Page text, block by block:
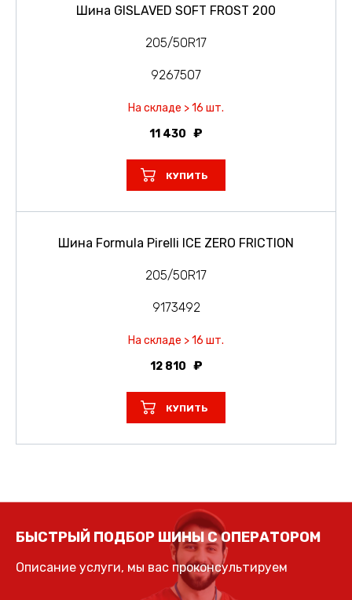
Шина GISLAVED SOFT FROST 200
205/50R17
9267507
На складе > 16 шт.
11 430
КУПИТЬ
Шина Formula Pirelli ICE ZERO FRICTION
205/50R17
9173492
На складе > 16 шт.
12 810
КУПИТЬ
БЫСТРЫЙ ПОДБОР ШИНЫ С ОПЕРАТОРОМ
Описание услуги, мы вас проконсультируем